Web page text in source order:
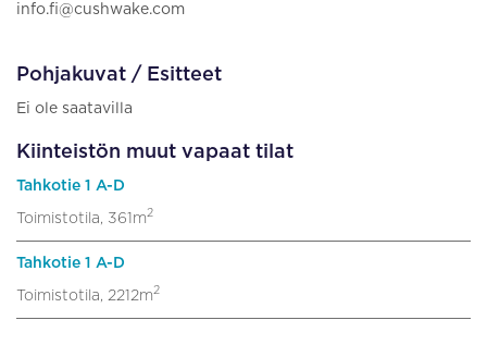
info.fi@cushwake.com
Pohjakuvat / Esitteet
Ei ole saatavilla
Kiinteistön muut vapaat tilat
Tahkotie 1 A-D
Toimistotila, 361m2
Tahkotie 1 A-D
Toimistotila, 2212m2